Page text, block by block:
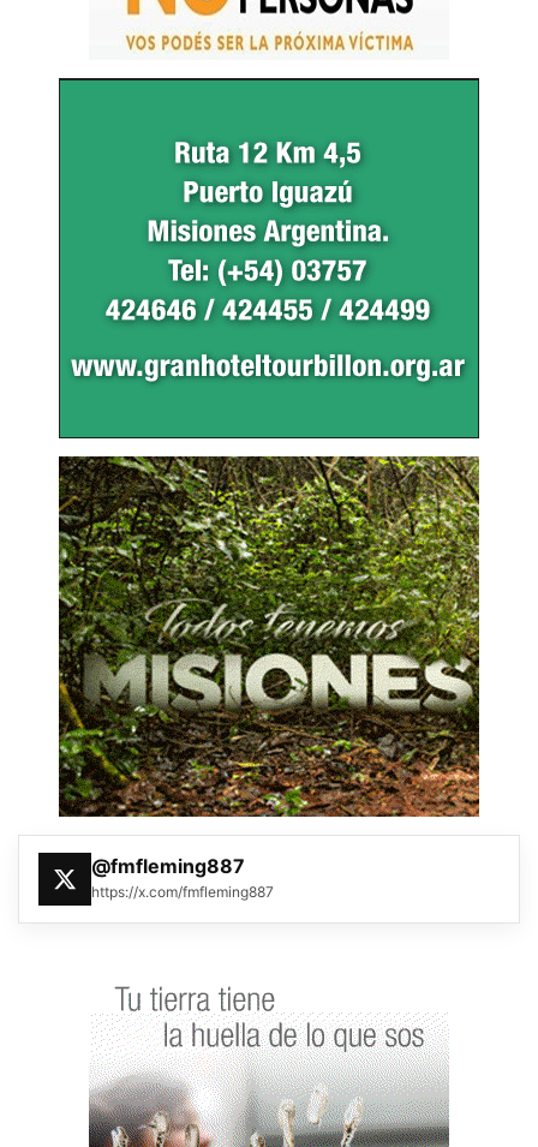
@fmfleming887
https://x.com/fmfleming887